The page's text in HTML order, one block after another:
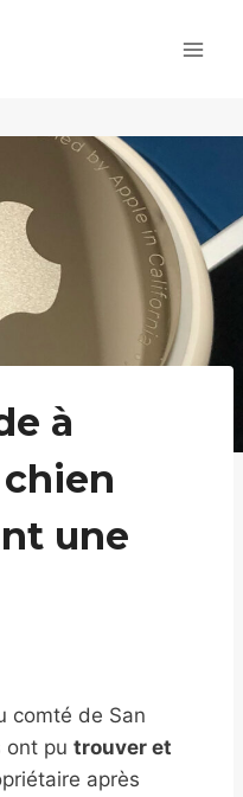
à
une
comté de San
ont pu trouver et
après